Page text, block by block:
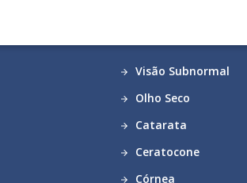
Visão Subnormal
Olho Seco
Catarata
Ceratocone
Córnea